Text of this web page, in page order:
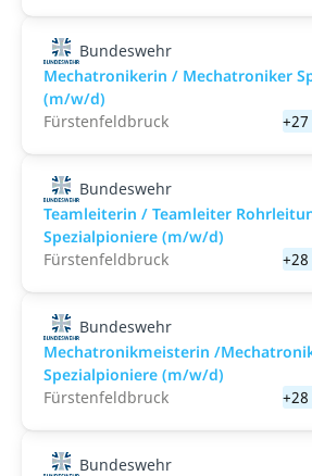
Bundeswehr
Mechatronikerin / Mechatroniker
(m/w/d)
Fürstenfeldbruck
Bundeswehr
Teamleiterin / Teamleiter
Spezialpioniere (m/w/d)
Fürstenfeldbruck
Bundeswehr
Mechatronikmeisterin /
Spezialpioniere (m/w/d)
Fürstenfeldbruck
Bundeswehr